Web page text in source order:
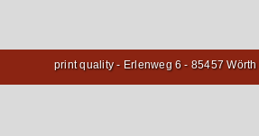
print quality - Erlenweg 6 - 85457